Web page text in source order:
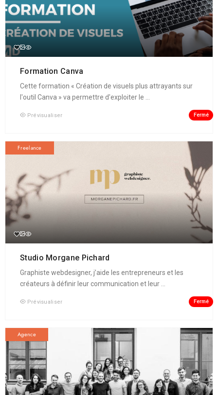
Formation Canva
Cette formation « Création de visuels plus attrayants sur
l'outil Canva » va permettre d'exploiter le ...
Prévisualiser Fermé
Freelance
Studio Morgane Pichard
Graphiste webdesigner, j’aide les entrepreneurs et les
créateurs à définir leur communication et leur ...
Prévisualiser Fermé
Agence